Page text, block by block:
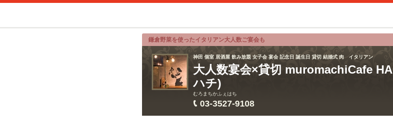
鎌倉野菜を使ったイタリアン大人数ご宴会も
神田 個室 居酒屋 飲み放題 女子会 宴会 記念日 誕生日 貸切 結婚式 肉 イタリアン
大人数宴会×貸切 muromachiCafe
ハチ)
むろまちかふぇはち
03-3527-9108